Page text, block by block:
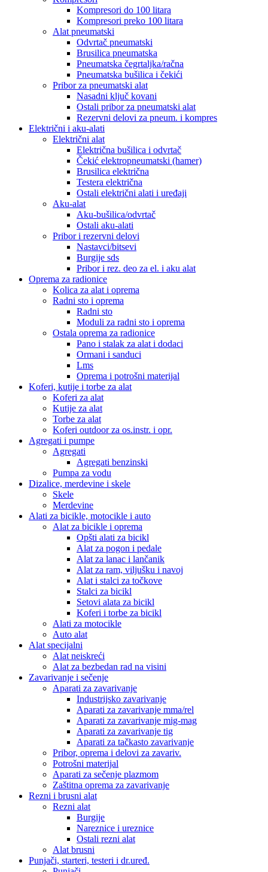
Kompresori do 100 litara
Kompresori preko 100 litara
Alat pneumatski
Odvrtač pneumatski
Brusilica pneumatska
Pneumatska čegrtaljka/račna
Pneumatska bušilica i čekići
Pribor za pneumatski alat
Nasadni ključ kovani
Ostali pribor za pneumatski alat
Rezervni delovi za pneum. i kompres
Električni i aku-alati
Električni alat
Električna bušilica i odvrtač
Čekić elektropneumatski (hamer)
Brusilica električna
Testera električna
Ostali električni alati i uređaji
Aku-alat
Aku-bušilica/odvrtač
Ostali aku-alati
Pribor i rezervni delovi
Nastavci/bitsevi
Burgije sds
Pribor i rez. deo za el. i aku alat
Oprema za radionice
Kolica za alat i oprema
Radni sto i oprema
Radni sto
Moduli za radni sto i oprema
Ostala oprema za radionice
Pano i stalak za alat i dodaci
Ormani i sanduci
Lms
Oprema i potrošni materijal
Koferi, kutije i torbe za alat
Koferi za alat
Kutije za alat
Torbe za alat
Koferi outdoor za os.instr. i opr.
Agregati i pumpe
Agregati
Agregati benzinski
Pumpa za vodu
Dizalice, merdevine i skele
Skele
Merdevine
Alati za bicikle, motocikle i auto
Alat za bicikle i oprema
Opšti alati za bicikl
Alat za pogon i pedale
Alat za lanac i lančanik
Alat za ram, viljušku i navoj
Alat i stalci za točkove
Stalci za bicikl
Setovi alata za bicikl
Koferi i torbe za bicikl
Alati za motocikle
Auto alat
Alat specijalni
Alat neiskreći
Alat za bezbedan rad na visini
Zavarivanje i sečenje
Aparati za zavarivanje
Industrijsko zavarivanje
Aparati za zavarivanje mma/rel
Aparati za zavarivanje mig-mag
Aparati za zavarivanje tig
Aparati za tačkasto zavarivanje
Pribor, oprema i delovi za zavariv.
Potrošni materijal
Aparati za sečenje plazmom
Zaštitna oprema za zavarivanje
Rezni i brusni alat
Rezni alat
Burgije
Nareznice i ureznice
Ostali rezni alat
Alat brusni
Punjači, starteri, testeri i dr.uređ.